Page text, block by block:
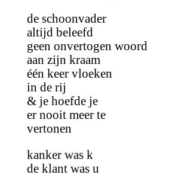
de schoonvader
altijd beleefd
geen onvertogen woord
aan zijn kraam
één keer vloeken
in de rij
& je hoefde je
er nooit meer te
vertonen
kanker was k
de klant was u